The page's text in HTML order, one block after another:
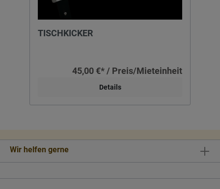
TISCHKICKER
45,00 €* / Preis/Mieteinheit
Details
Wir helfen gerne